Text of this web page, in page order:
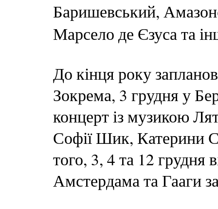
Баришевський,
Марсело де Єзуса та
До кінця року
Зокрема, 3 грудня у
концерт із музикою
Софії Шик, Катерини
того, 3, 4 та 12 грудня
Амстердама та Гааги